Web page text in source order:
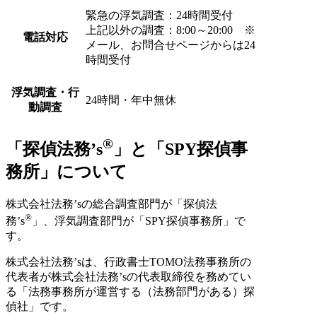
電話対応
緊急の浮気調査：24時間受付
上記以外の調査：8:00～20:00 ※
メール、お問合せページからは24
時間受付
浮気調査・行
動調査
24時間・年中無休
「探偵法務’s® 」と
「SPY探偵事
務所」について
株式会社法務’sの総合調査部門が「探偵法
務’s® 」、浮気調査部門が「SPY探偵事務所」で
す。
株式会社法務’sは、行政書士TOMO法務事務所の
代表者が株式会社法務’sの代表取締役を務めてい
る「法務事務所が運営する（法務部門がある）探
偵社」です。